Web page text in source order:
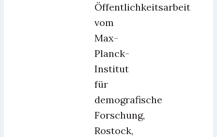
Öffentlichkeitsarbeit
vom
Max-
Planck-
Institut
für
demografische
Forschung,
Rostock,